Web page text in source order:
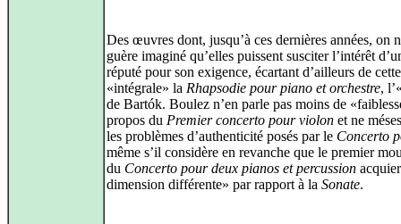
Des œuvres dont, jusqu’à ces dernières années, on
guère imaginé qu’elles puissent susciter l’intérêt
réputé pour son exigence, écartant d’ailleurs de cette
«intégrale» la Rhapsodie pour piano et orchestre,
de Bartók. Boulez n’en parle pas moins de
propos du Premier concerto pour violon et ne
les problèmes d’authenticité posés par le Concerto
même s’il considère en revanche que le premier
du Concerto pour deux pianos et percussion
dimension différente» par rapport à la Sonate.